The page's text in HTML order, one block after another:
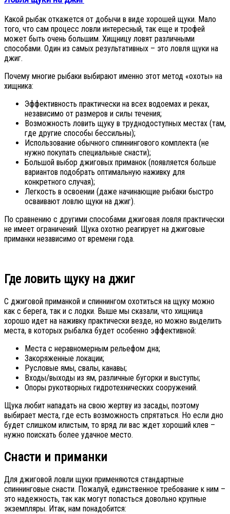
Какой рыбак откажется от добычи в виде хорошей щуки. Мало
того, что сам процесс ловли интересный, так еще и трофей
может быть очень большим. Хищницу ловят различными
способами. Один из самых результативных – это ловля щуки на
джиг.
Почему многие рыбаки выбирают именно этот метод «охоты» на
хищника:
Эффективность практически на всех водоемах и реках,
независимо от размеров и силы течения;
Возможность ловить щуку в труднодоступных местах (там,
где другие способы бессильны);
Использование обычного спиннингового комплекта (не
нужно покупать специальные снасти);
Большой выбор джиговых приманок (появляется больше
вариантов подобрать оптимальную наживку для
конкретного случая);
Легкость в освоении (даже начинающие рыбаки быстро
осваивают ловлю щуки на джиг).
По сравнению с другими способами джиговая ловля практически
не имеет ограничений. Щука охотно реагирует на джиговые
приманки независимо от времени года.
Где ловить щуку на джиг
С джиговой приманкой и спиннингом охотиться на щуку можно
как с берега, так и с лодки. Выше мы сказали, что хищница
хорошо идет на наживку практически везде, но можно выделить
места, в которых рыбалка будет особенно эффективной:
Места с неравномерным рельефом дна;
Закоряженные локации;
Русловые ямы, свалы, канавы;
Входы/выходы из ям, различные бугорки и выступы;
Опоры рукотворных гидротехнических сооружений.
Щука любит нападать на свою жертву из засады, поэтому
выбирает места, где есть возможность спрятаться. Но если дно
будет слишком илистым, то вряд ли вас ждет хороший клев –
нужно поискать более удачное место.
Снасти и приманки
Для джиговой ловли щуки применяются стандартные
спиннинговые снасти. Пожалуй, единственное требование к ним –
это надежность, так как могут попасться довольно крупные
экземпляры. Итак, нам понадобится: